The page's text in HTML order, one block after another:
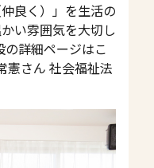
良く）」を生活の
い雰囲気を大切し
の詳細ページはこ
憲さん 社会福祉法